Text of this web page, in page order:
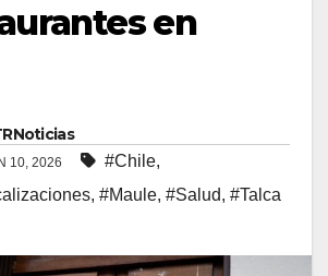
en
10, 2026 #Chile,
, #Maule, #Salud, #Talca